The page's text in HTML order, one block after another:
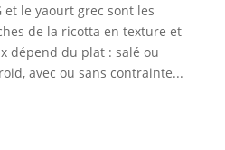
et le yaourt grec sont les
de la ricotta en texture et
dépend du plat : salé ou
avec ou sans contrainte...